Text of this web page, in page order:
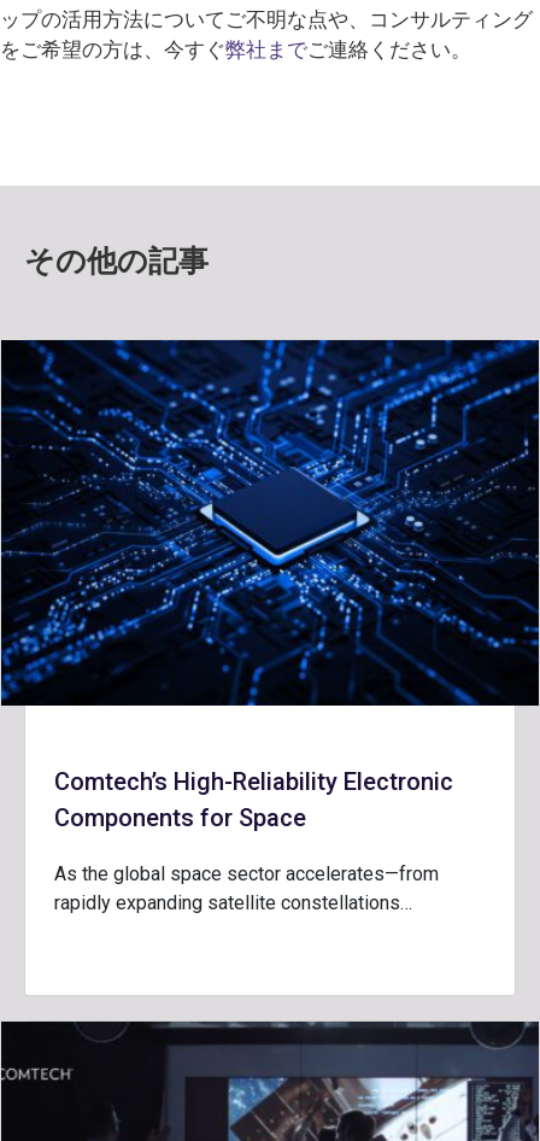
ップの活用方法についてご不明な点や、コンサルティング
をご希望の方は、今すぐ弊社までご連絡ください。
その他の記事
Comtech’s High-Reliability Electronic
Components for Space
As the global space sector accelerates—from
rapidly expanding satellite constellations…